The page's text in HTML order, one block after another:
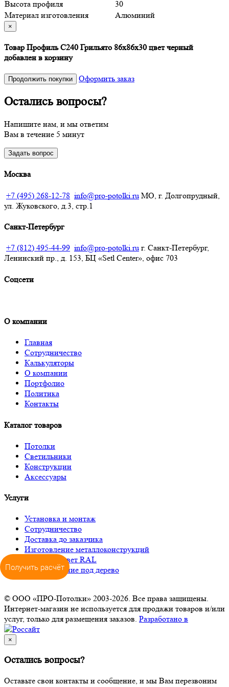
Высота профиля
30
Материал изготовления
Алюминий
×
Товар Профиль С240 Грильято 86х86х30 цвет черный
добавлен в корзину
Продолжить покупки Оформить заказ
Остались вопросы?
Напишите нам, и мы ответим
Вам в течение 5 минут
Задать вопрос
Москва
+7 (495) 268-12-78 info@pro-potolki.ru МО, г. Долгопрудный,
ул. Жуковского, д.3, стр.1
Санкт-Петербург
+7 (812) 495-44-99 info@pro-potolki.ru г. Санкт-Петербург,
Ленинский пр., д. 153, БЦ «Setl Center», офис 703
Соцсети
О компании
Главная
Сотрудничество
Калькуляторы
О компании
Портфолио
Политика
Контакты
Каталог товаров
Потолки
Светильники
Конструкции
Аксессуары
Услуги
Установка и монтаж
Сотрудничество
Доставка до заказчика
Изготовление металлоконструкций
Окраска в цвет RAL
Декорирование под дерево
© ООО «ПРО-Потолки» 2003-2026. Все права защищены.
Интернет-магазин не используется для продажи товаров и/или
услуг, только для размещения заказов. Разработано в
×
Остались вопросы?
Оставьте свои контакты и сообщение, и мы Вам перезвоним
Получить расчёт